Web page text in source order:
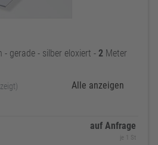
- gerade - silber eloxiert - 2 Meter
Alle anzeigen
auf Anfrage
je 1 St